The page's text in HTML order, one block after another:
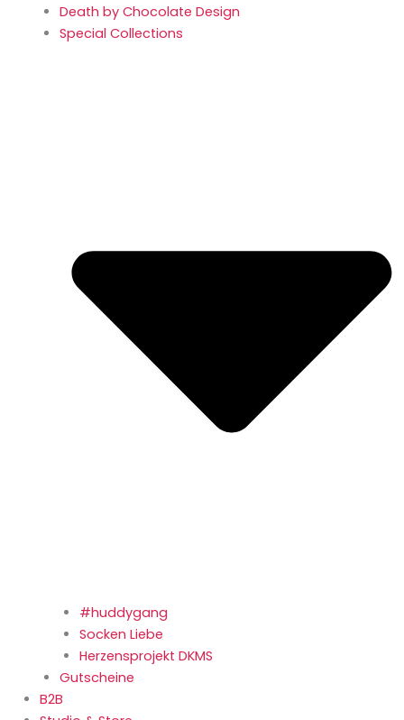
Death by Chocolate Design
Special Collections
#huddygang
Socken Liebe
Herzensprojekt DKMS
Gutscheine
B2B